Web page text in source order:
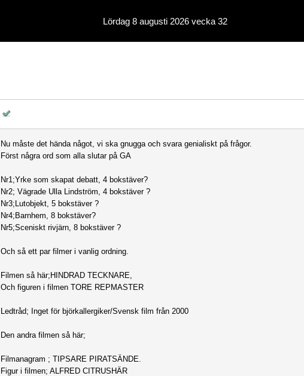
Lördag 8 augusti 2026 vecka 32
Nu måste det hända något, vi ska gnugga och svara genialiskt på frågor.
Först några ord som alla slutar på GA
Nr1;Yrke som skapat debatt, 4 bokstäver?
Nr2; Vägrade Ulla Lindström, 4 bokstäver ?
Nr3;Lutobjekt, 5 bokstäver ?
Nr4;Barnhem, 8 bokstäver?
Nr5;Sceniskt rivjärn, 8 bokstäver ?
Och så ett par filmer i vanlig ordning.
Filmen så här;HINDRAD TECKNARE,
Och figuren i filmen TORE REPMASTER
Ledtråd; Inget för björkallergiker/Svensk film från 2000
Den andra filmen så här;
Filmanagram ; TIPSARE PIRATSÄNDE.
Figur i filmen; ALFRED CITRUSHÄR